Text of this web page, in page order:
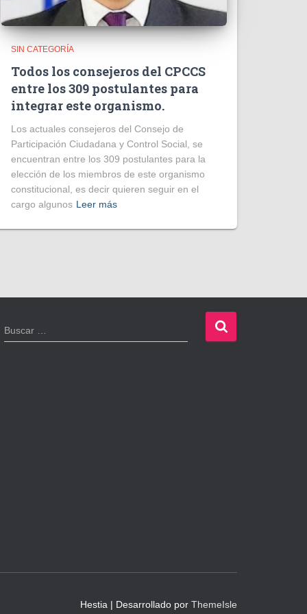
SIN CATEGORÍA
Todos los consejeros del CPCCS
entre los 309 postulantes para
integrar este organismo.
Los actuales consejeros del Consejo de
Participación Ciudadana y Control Social, se
encuentran entre los 309 postulantes para la
elección de los miembros de este organismo
constitucional, es decir quieren seguir en el
cargo algunos Leer más
B
u
Buscar …
Hestia | Desarrollado por ThemeIsle